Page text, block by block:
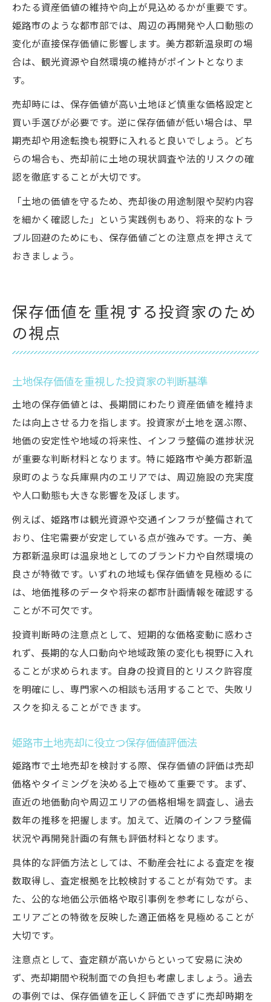
わたる資産価値の維持や向上が見込めるかが重要です。
姫路市のような都市部では、周辺の再開発や人口動態の
変化が直接保存価値に影響します。美方郡新温泉町の場
合は、観光資源や自然環境の維持がポイントとなりま
す。
売却時には、保存価値が高い土地ほど慎重な価格設定と
買い手選びが必要です。逆に保存価値が低い場合は、早
期売却や用途転換も視野に入れると良いでしょう。どち
らの場合も、売却前に土地の現状調査や法的リスクの確
認を徹底することが大切です。
「土地の価値を守るため、売却後の用途制限や契約内容
を細かく確認した」という実践例もあり、将来的なトラ
ブル回避のためにも、保存価値ごとの注意点を押さえて
おきましょう。
保存価値を重視する投資家のため
の視点
土地保存価値を重視した投資家の判断基準
土地の保存価値とは、長期間にわたり資産価値を維持ま
たは向上させる力を指します。投資家が土地を選ぶ際、
地価の安定性や地域の将来性、インフラ整備の進捗状況
が重要な判断材料となります。特に姫路市や美方郡新温
泉町のような兵庫県内のエリアでは、周辺施設の充実度
や人口動態も大きな影響を及ぼします。
例えば、姫路市は観光資源や交通インフラが整備されて
おり、住宅需要が安定している点が強みです。一方、美
方郡新温泉町は温泉地としてのブランド力や自然環境の
良さが特徴です。いずれの地域も保存価値を見極めるに
は、地価推移のデータや将来の都市計画情報を確認する
ことが不可欠です。
投資判断時の注意点として、短期的な価格変動に惑わさ
れず、長期的な人口動向や地域政策の変化も視野に入れ
ることが求められます。自身の投資目的とリスク許容度
を明確にし、専門家への相談も活用することで、失敗リ
スクを抑えることができます。
姫路市土地売却に役立つ保存価値評価法
姫路市で土地売却を検討する際、保存価値の評価は売却
価格やタイミングを決める上で極めて重要です。まず、
直近の地価動向や周辺エリアの価格相場を調査し、過去
数年の推移を把握します。加えて、近隣のインフラ整備
状況や再開発計画の有無も評価材料となります。
具体的な評価方法としては、不動産会社による査定を複
数取得し、査定根拠を比較検討することが有効です。ま
た、公的な地価公示価格や取引事例を参考にしながら、
エリアごとの特徴を反映した適正価格を見極めることが
大切です。
注意点として、査定額が高いからといって安易に決め
ず、売却期間や税制面での負担も考慮しましょう。過去
の事例では、保存価値を正しく評価できずに売却時期を